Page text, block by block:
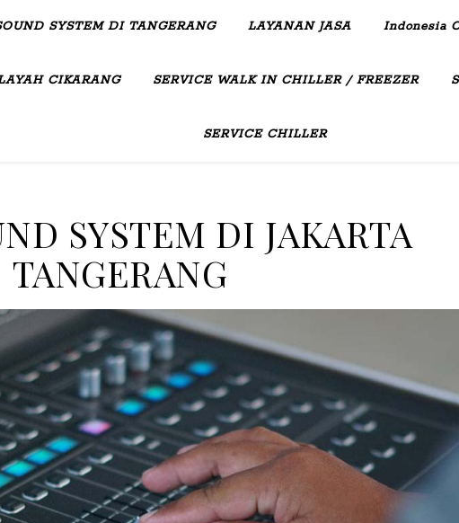
SYSTEM DI TANGERANG LAYANAN JASA Indonesia
CIKARANG SERVICE WALK IN CHILLER / FREEZER
SERVICE CHILLER
SYSTEM DI JAKARTA
TANGERANG